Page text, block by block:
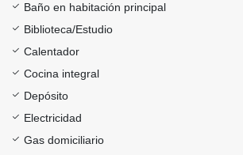
Baño en habitación principal
Biblioteca/Estudio
Calentador
Cocina integral
Depósito
Electricidad
Gas domiciliario